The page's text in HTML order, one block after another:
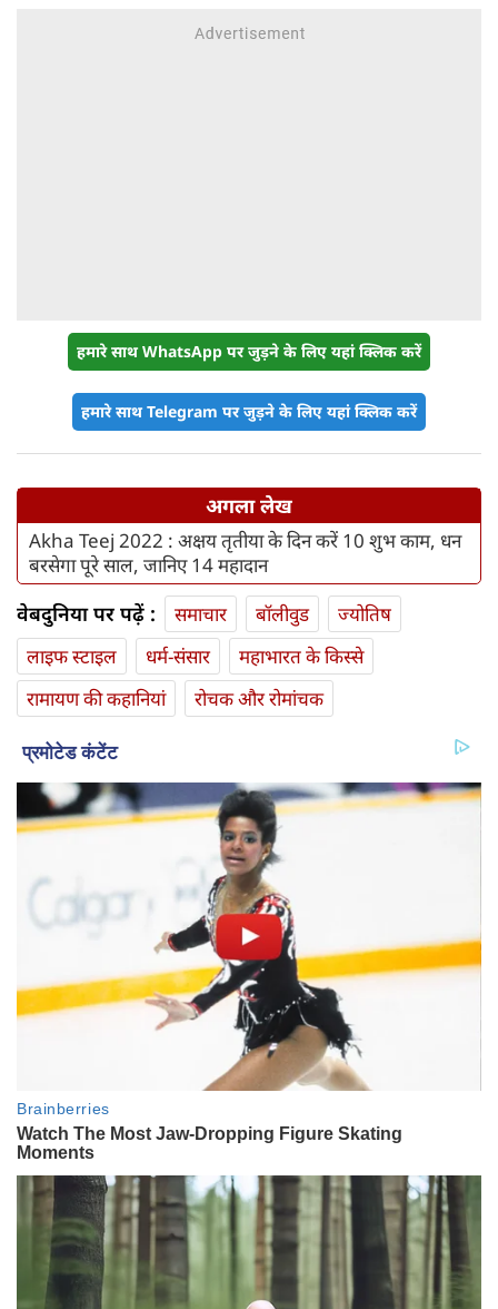
हमारे साथ WhatsApp पर जुड़ने के लिए यहां क्लिक करें
हमारे साथ Telegram पर जुड़ने के लिए यहां क्लिक करें
अगला लेख
Akha Teej 2022 : अक्षय तृतीया के दिन करें 10 शुभ काम, धन
बरसेगा पूरे साल, जानिए 14 महादान
वेबदुनिया पर पढ़ें : समाचार बॉलीवुड
ज्योतिष
लाइफ स्‍टाइल
धर्म-संसार
महाभारत के किस्से
रामायण की कहानियां
रोचक और रोमांचक